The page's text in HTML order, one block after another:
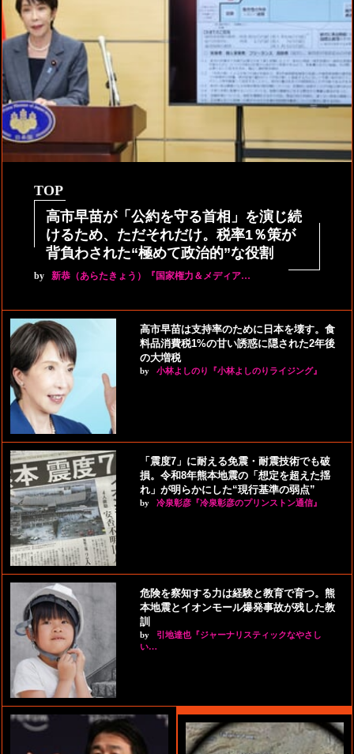
TOP
高市早苗が「公約を守る首相」を演じ続
けるため、ただそれだけ。税率1％策が
背負わされた“極めて政治的”な役割
by 新恭（あらたきょう）『国家権力＆メディア…
高市早苗は支持率のために日本を壊す。食
料品消費税1%の甘い誘惑に隠された2年後
の大増税
by 小林よしのり『小林よしのりライジング』
「震度7」に耐える免震・耐震技術でも破
損。令和8年熊本地震の「想定を超えた揺
れ」が明らかにした“現行基準の弱点”
by 冷泉彰彦『冷泉彰彦のプリンストン通信』
危険を察知する力は経験と教育で育つ。熊
本地震とイオンモール爆発事故が残した教
訓
by
引地達也『ジャーナリスティックなやさし
い…